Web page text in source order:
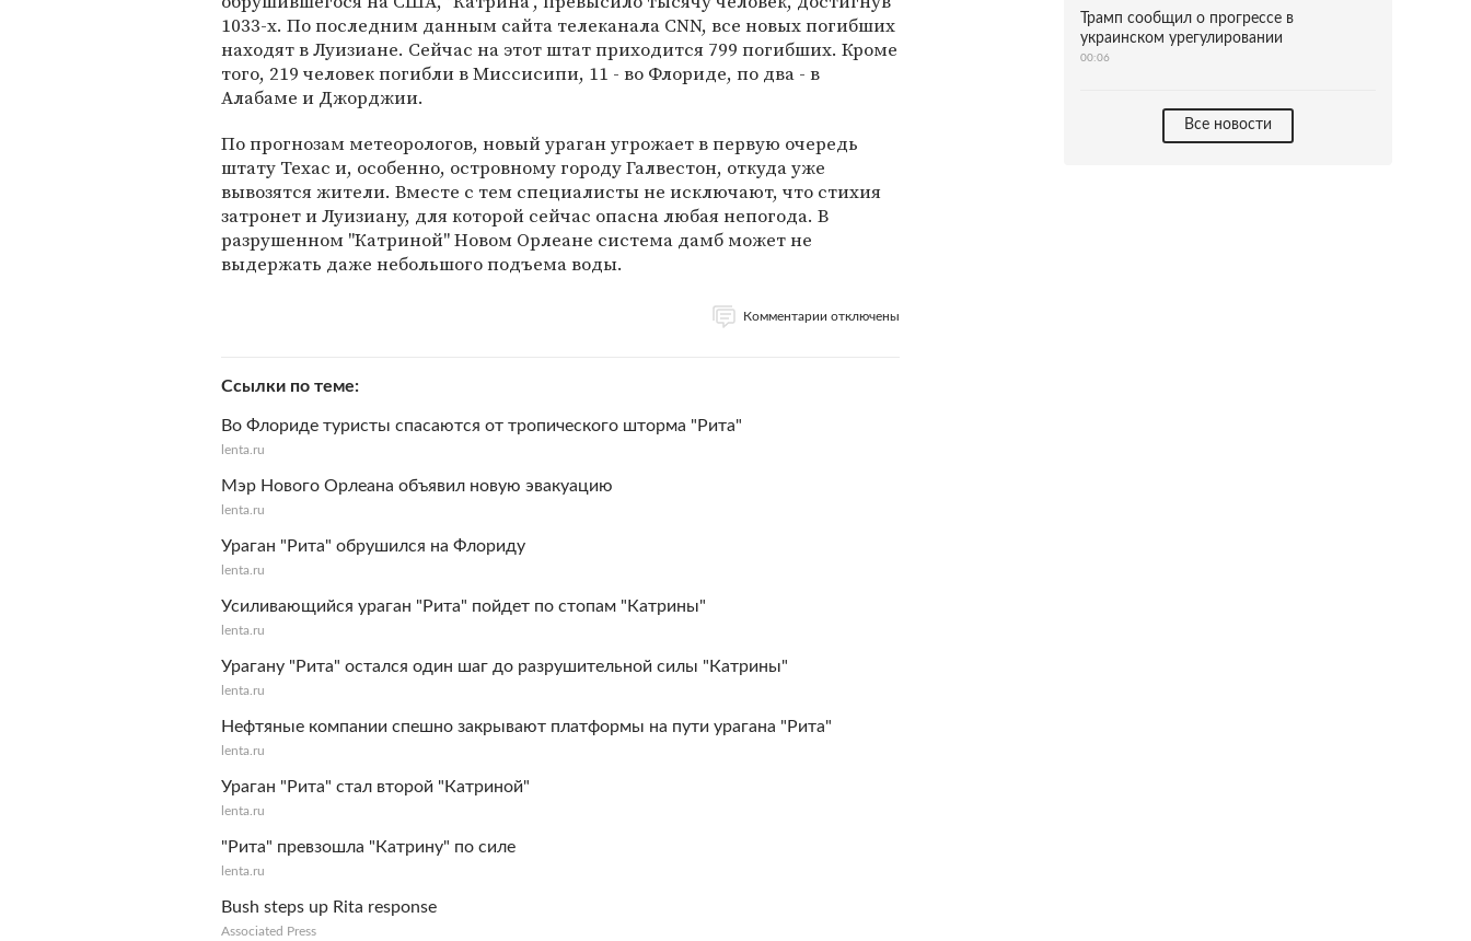
1033-х. По последним данным сайта телеканала CNN, все новых погибших
находят в Луизиане. Сейчас на этот штат приходится 799 погибших. Кроме
того, 219 человек погибли в Миссисипи, 11 - во Флориде, по два - в
Алабаме и Джорджии.
По прогнозам метеорологов, новый ураган угрожает в первую очередь
штату Техас и, особенно, островному городу Галвестон, откуда уже
вывозятся жители. Вместе с тем специалисты не исключают, что стихия
затронет и Луизиану, для которой сейчас опасна любая непогода. В
разрушенном "Катриной" Новом Орлеане система дамб может не
выдержать даже небольшого подъема воды.
Комментарии отключены
Ссылки по теме
Во Флориде туристы спасаются от тропического шторма "Рита"
lenta.ru
Мэр Нового Орлеана объявил новую эвакуацию
lenta.ru
Ураган "Рита" обрушился на Флориду
lenta.ru
Усиливающийся ураган "Рита" пойдет по стопам "Катрины"
lenta.ru
Урагану "Рита" остался один шаг до разрушительной силы "Катрины"
lenta.ru
Нефтяные компании спешно закрывают платформы на пути урагана "Рита"
lenta.ru
Ураган "Рита" стал второй "Катриной"
lenta.ru
"Рита" превзошла "Катрину" по силе
lenta.ru
Bush steps up Rita response
Associated Press
Трамп сообщил о прогрессе в
украинском урегулировании
00:06
Все новости